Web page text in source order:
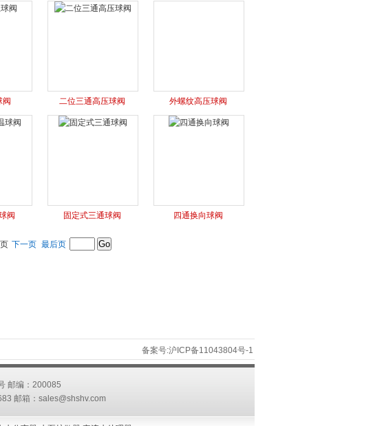
阀 二位三通高压球阀 外螺纹高压球阀
阀 固定式三通球阀 四通换向球阀
下一页 最后页
备案号:沪ICP备11043804号-1
邮编：200085
邮箱： sales@shshv.com